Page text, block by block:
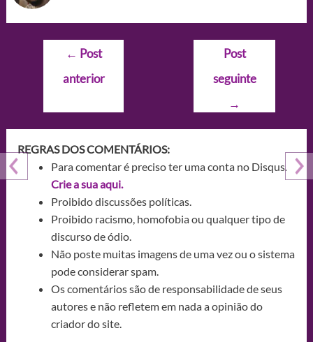
Navegação
Post
← Post
anterior
Post
seguinte
→
REGRAS DOS COMENTÁRIOS:
Para comentar é preciso ter uma conta no Disqus.
Crie a sua aqui.
Proibido discussões políticas.
Proibido racismo, homofobia ou qualquer tipo de
discurso de ódio.
Não poste muitas imagens de uma vez ou o sistema
pode considerar spam.
Os comentários são de responsabilidade de seus
autores e não refletem em nada a opinião do
criador do site.